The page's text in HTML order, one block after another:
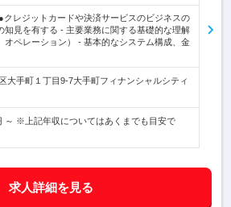
クレジットカードや決済サービスのビジネスの
知見を有する - 主要業務に関する基礎的な理解
オペレーション） - 基本的なシステム構成、金
大手町１丁目9-7大手町フィナンシャルシティ
～ ※上記年収についてはあくまでも目安で
求人詳細を見る